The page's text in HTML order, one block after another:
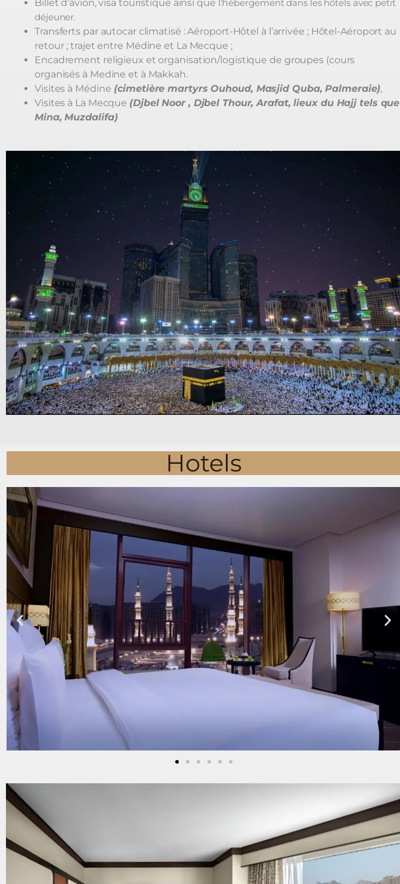
Billet d’avion, visa touristique ainsi que l’hébergement dans les hôtels avec petit
déjeuner.
Transferts par autocar climatisé : Aéroport-Hôtel à l’arrivée ; Hôtel-Aéroport au
retour ;trajet entre Médine et La Mecque ;
Encadrement religieux et organisation/logistique de groupes (cours
organisés à Medine et à Makkah.
Visites à Médine (cimetière martyrs Ouhoud, Masjid Quba, Palmeraie),
Visites à La Mecque (Djbel Noor , Djbel Thour, Arafat, lieux du Hajj tels que
Mina, Muzdalifa)
Hotels